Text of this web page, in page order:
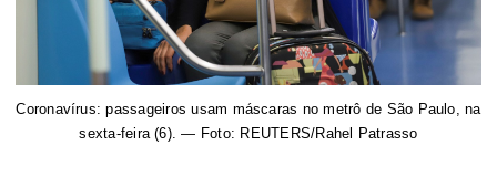
Coronavírus: passageiros usam máscaras no metrô de São Paulo, na
sexta-feira (6). — Foto: REUTERS/Rahel Patrasso